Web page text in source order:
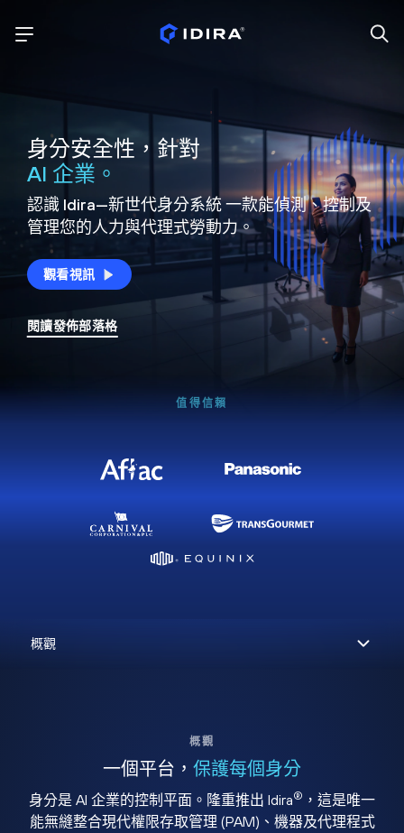
身分安全性，針對
AI 企業。
認識 Idira—新世代身分系統一款能偵測、控制及
管理您的人力與代理式勞動力。
觀看視訊
閱讀發佈部落格
值得信賴
概觀
一個平台， 保護每個身分
身分是 AI 企業的控制平面。隆重推出 Idira® ，這是唯一
能無縫整合現代權限存取管理 (PAM)、機器及代理程式